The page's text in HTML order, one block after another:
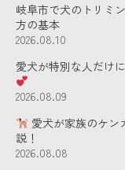
岐阜市で犬のトリミ
方の基本
2026.08.10
愛犬が特別な人だけ
2026.08.09
愛犬が家族のケン
説！
2026.08.08